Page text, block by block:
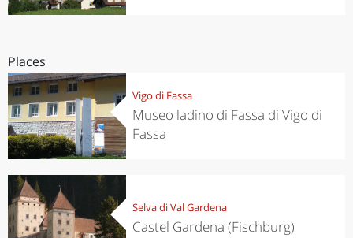
Places
Vigo di Fassa
Museo ladino di Fassa di Vigo di
Fassa
Selva di Val Gardena
Castel Gardena (Fischburg)